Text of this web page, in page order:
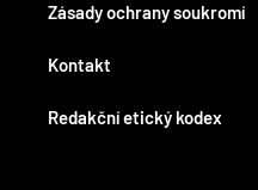
Kontakt
Redakční etický kodex
Zásady ochrany soukromí